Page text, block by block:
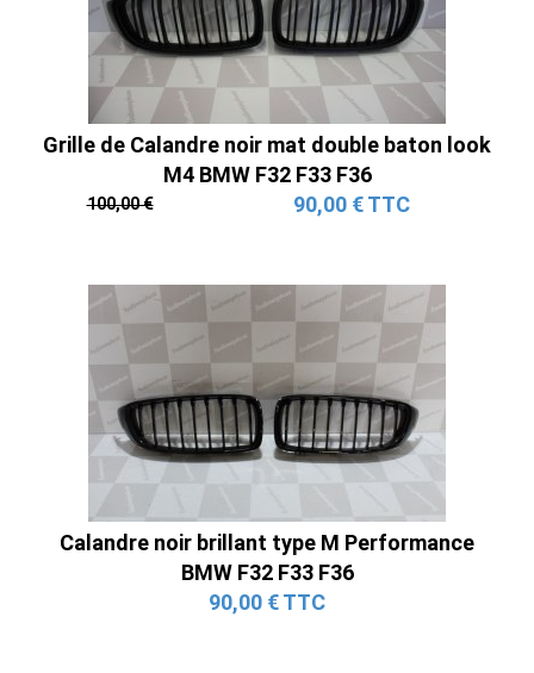
Grille de Calandre noir mat double baton look
M4 BMW F32 F33 F36
100,00 € 90,00 € TTC
Calandre noir brillant type M Performance
BMW F32 F33 F36
90,00 € TTC